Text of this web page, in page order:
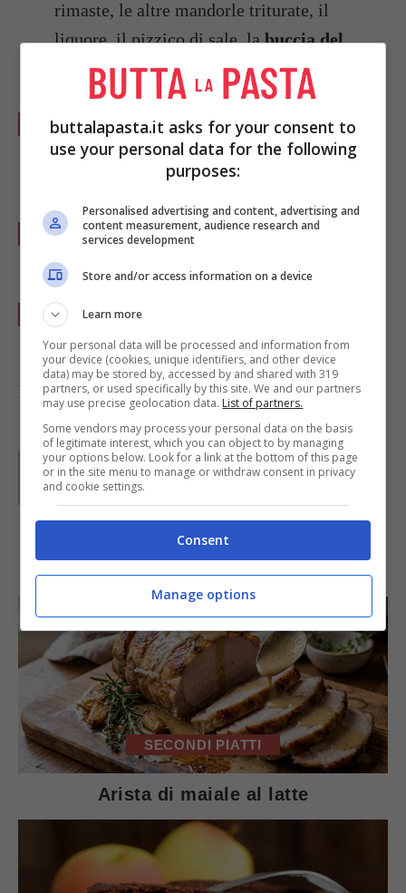
rimaste, le altre mandorle triturate, il
liquore, il pizzico di sale, labuccia del
limonee l’altra metà bustina di lievito.
Stendete quindi in uno stampo da torta il
composto di farina e zucchero, poi versatevi
il composto di uova e liquore.
Livellate il composto e versatevi le
mandorle non tritate in superficie.
Infornate a 180°C per circa 40 minuti.
Foto diPatricia Scarpin
Parole diDeborah Di Lucia
IN PRIMO PIANO
SECONDI PIATTI
Arista di maiale al latte
buttalapasta.it asks for your consent to
use your personal data for the following
purposes:
Personalised advertising and content, advertising and
content measurement, audience research and
services development
Store and/or access information on a device
Learn more
Your personal data will be processed and information from
your device (cookies, unique identifiers, and other device
data) may be stored by, accessed by and shared with 319
partners, or used specifically by this site. We and our partners
may use precise geolocation data. List of partners.
Some vendors may process your personal data on the basis
of legitimate interest, which you can object to by managing
your options below. Look for a link at the bottom of this page
or in the site menu to manage or withdraw consent in privacy
and cookie settings.
Consent
Manage options